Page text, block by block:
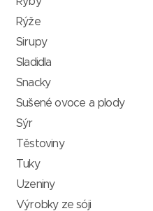
Rýže
Sirupy
Sladidla
Snacky
Sušené ovoce a plody
Sýr
Těstoviny
Tuky
Uzeniny
Výrobky ze sóji